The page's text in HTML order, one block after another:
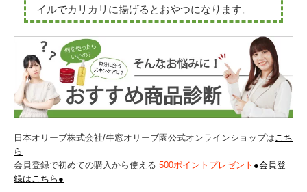
イルでカリカリに揚げるとおやつになります。
日本オリーブ株式会社/牛窓オリーブ園公式オンラインショップはこち
ら
会員登録で初めての購入から使える 500ポイントプレゼント ●会員登
録はこちら●